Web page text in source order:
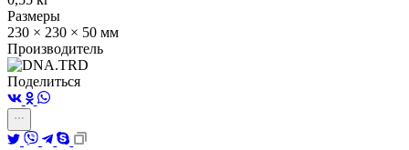
Размеры
230 × 230 × 50 мм
Производитель
Поделиться